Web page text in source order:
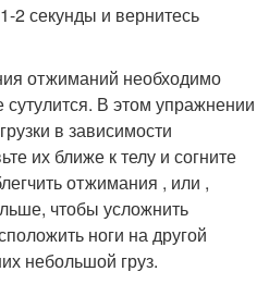
2 секунды и вернитесь
отжиманий необходимо
В этом упражнении
в зависимости
их ближе к телу и согните
отжимания , или ,
чтобы усложнить
ноги на другой
небольшой груз.